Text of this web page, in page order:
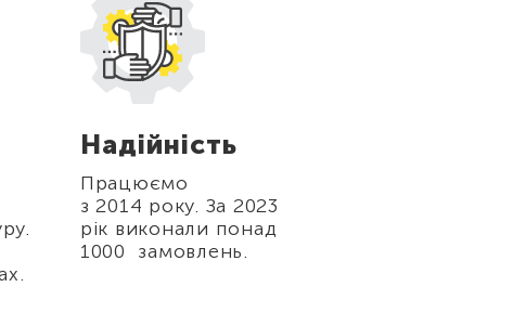
Надійність
Працюємо
з 2014 року. За 2023
рік виконали понад
1000 замовлень.